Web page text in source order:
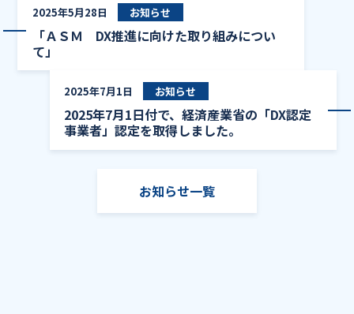
2025年5月28日 お知らせ
「ＡＳＭ DX推進に向けた取り組みについ
て」
2025年7月1日 お知らせ
2025年7月1日付で、経済産業省の「DX認定
事業者」認定を取得しました。
お知らせ一覧